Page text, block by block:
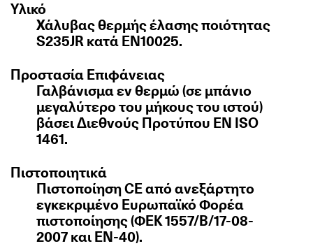
Υλικό
Χάλυβας θερμής έλασης ποιότητας
S235JR κατά ΕΝ10025.
Προστασία Επιφάνειας
Γαλβάνισμα εν θερμώ (σε μπάνιο
μεγαλύτερο του μήκους του ιστού)
βάσει Διεθνούς Προτύπου EN ISO
1461.
Πιστοποιητικά
Πιστοποίηση CE από ανεξάρτητο
εγκεκριμένο Ευρωπαϊκό Φορέα
πιστοποίησης (ΦΕΚ 1557/Β/17-08-
2007 και ΕΝ-40).